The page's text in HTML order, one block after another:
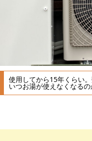
使用してから15年くらい
いつお湯が使えなくなる